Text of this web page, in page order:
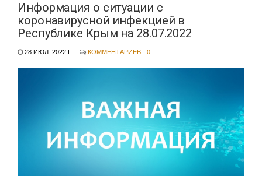
Информация о ситуации с
коронавирусной инфекцией в
Республике Крым на 28.07.2022
28 ИЮЛ. 2022 Г. КОММЕНТАРИЕВ - 0